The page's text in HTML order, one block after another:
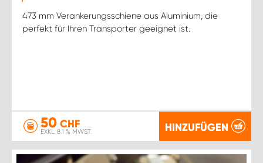
473 mm Verankerungsschiene aus Aluminium, die
perfekt für Ihren Transporter geeignet ist.
50 CHF
EXKL. 8.1 % MWST. HINZUFÜGEN